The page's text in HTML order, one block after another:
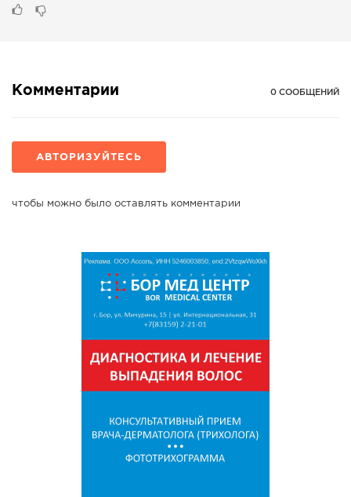
Комментарии 0 СООБЩЕНИЙ
АВТОРИЗУЙТЕСЬ
чтобы можно было оставлять комментарии